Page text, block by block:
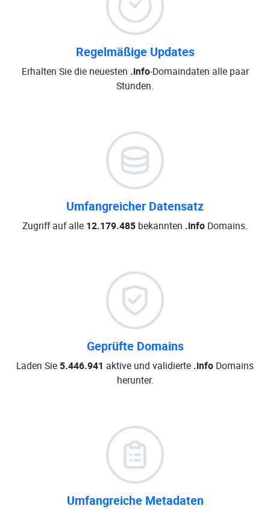
Regelmäßige Updates
Erhalten Sie die neuesten .info-Domaindaten alle paar
Stunden.
Umfangreicher Datensatz
Zugriff auf alle 12.179.485 bekannten .info Domains.
Geprüfte Domains
Laden Sie 5.446.941 aktive und validierte .info Domains
herunter.
Umfangreiche Metadaten